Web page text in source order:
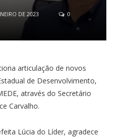
DE 2023
0
articulação de novos
de Desenvolvimento,
através do Secretário
Carvalho.
Lúcia do Líder, agradece